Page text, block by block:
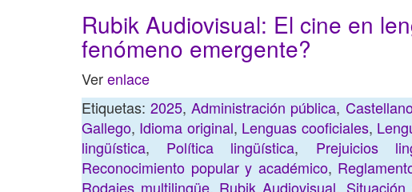
Rubik Audiovisual: El cine en
fenómeno emergente?
Verenlace
Etiquetas:2025,Administración pública,
Gallego, Idioma original, Lenguas cooficiales,
lingüística, Política lingüística, Prejuicios
Reconocimiento popular y académico,
Rodajes multilingüe, Rubik Audiovisual,